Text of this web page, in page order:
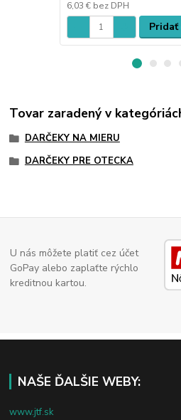
6,03 € bez DPH
Pridať
Tovar zaradený v
DARČEKY NA MIERU
DARČEKY PRE OTECKA
U nás môžete platiť cez účet
GoPay alebo zaplaťte rýchlo
kreditnou kartou.
NAŠE ĎALŠIE WEBY:
www.jtf.sk